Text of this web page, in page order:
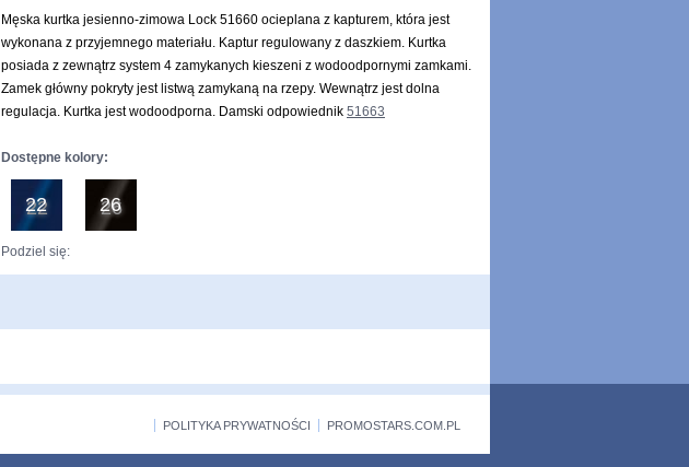
Męska kurtka jesienno-zimowa Lock 51660 ocieplana z kapturem, która jest
wykonana z przyjemnego materiału. Kaptur regulowany z daszkiem. Kurtka
posiada z zewnątrz system 4 zamykanych kieszeni z wodoodpornymi zamkami.
Zamek główny pokryty jest listwą zamykaną na rzepy. Wewnątrz jest dolna
regulacja. Kurtka jest wodoodporna. Damski odpowiednik 51663
Dostępne kolory:
22 26
Podziel się:
POLITYKA PRYWATNOŚCI PROMOSTARS.COM.PL